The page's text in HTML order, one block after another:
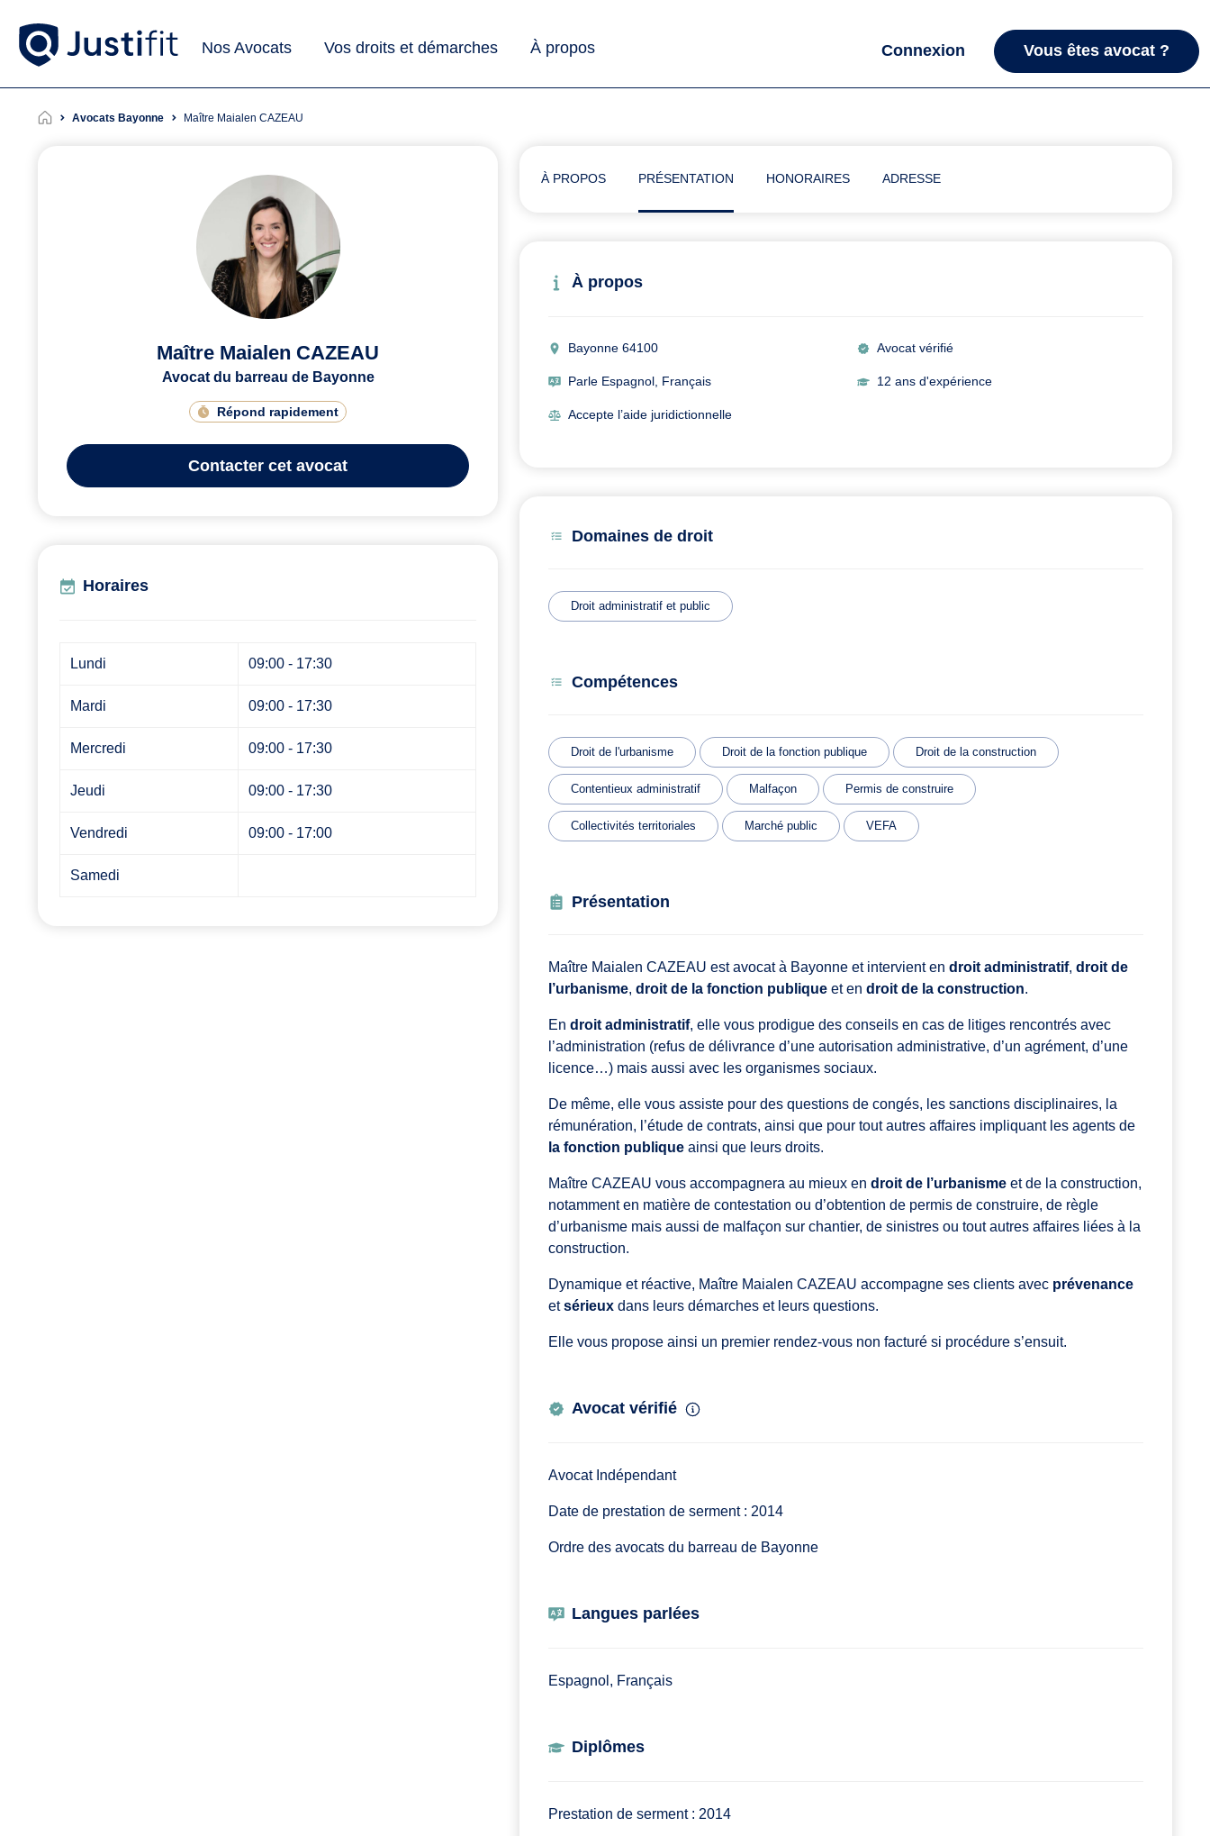
Nos Avocats Vos droits et démarches À propos Connexion Vous êtes avocat ?
Avocats Bayonne Maître Maialen CAZEAU
Maître Maialen CAZEAU
Avocat du barreau de Bayonne
Répond rapidement
Contacter cet avocat
Horaires
Lundi 09:00 - 17:30
Mardi 09:00 - 17:30
Mercredi 09:00 - 17:30
Jeudi 09:00 - 17:30
Vendredi 09:00 - 17:00
Samedi
À PROPOS PRÉSENTATION HONORAIRES ADRESSE
À propos
Bayonne 64100 Avocat vérifié
Parle Espagnol, Français 12 ans d'expérience
Accepte l’aide juridictionnelle
Domaines de droit
Droit administratif et public
Compétences
Droit de l'urbanisme Droit de la fonction publique Droit de la construction
Contentieux administratif Malfaçon Permis de construire
Collectivités territoriales Marché public VEFA
Présentation
Maître Maialen CAZEAU est avocat à Bayonne et intervient en droit administratif, droit de
l’urbanisme, droit de la fonction publique et en droit de la construction.
En droit administratif, elle vous prodigue des conseils en cas de litiges rencontrés avec
l’administration (refus de délivrance d’une autorisation administrative, d’un agrément, d’une
licence…) mais aussi avec les organismes sociaux.
De même, elle vous assiste pour des questions de congés, les sanctions disciplinaires, la
rémunération, l’étude de contrats, ainsi que pour tout autres affaires impliquant les agents de
la fonction publique ainsi que leurs droits.
Maître CAZEAU vous accompagnera au mieux en droit de l’urbanisme et de la construction,
notamment en matière de contestation ou d’obtention de permis de construire, de règle
d’urbanisme mais aussi de malfaçon sur chantier, de sinistres ou tout autres affaires liées à la
construction.
Dynamique et réactive, Maître Maialen CAZEAU accompagne ses clients avec prévenance
etsérieux dans leurs démarches et leurs questions.
Elle vous propose ainsi un premier rendez-vous non facturé si procédure s’ensuit.
Avocat vérifié
Avocat Indépendant
Date de prestation de serment : 2014
Ordre des avocats du barreau de Bayonne
Langues parlées
Espagnol, Français
Diplômes
Prestation de serment : 2014